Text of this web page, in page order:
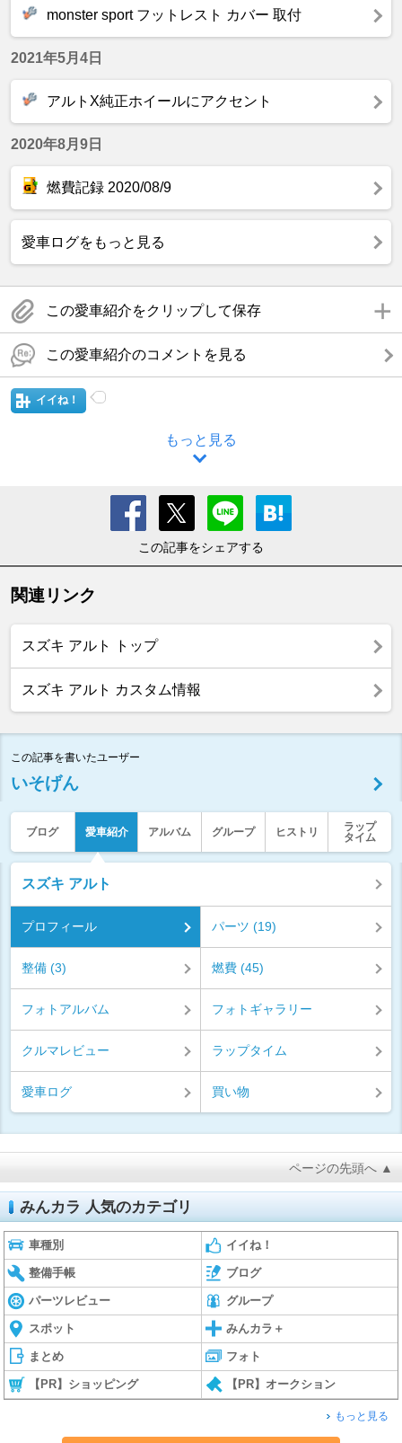
monster sport フットレスト カバー 取付
2021年5月4日
アルトX純正ホイールにアクセント
2020年8月9日
燃費記録 2020/08/9
愛車ログをもっと見る
この愛車紹介をクリップして保存
この愛車紹介のコメントを見る
イイね！
もっと見る
この記事をシェアする
関連リンク
スズキ アルト トップ
スズキ アルト カスタム情報
この記事を書いたユーザー
いそげん
ブログ 愛車紹介 アルバム グループ ヒストリ
ラップ
タイム
スズキ アルト
プロフィール パーツ (19)
整備 (3) 燃費 (45)
フォトアルバム フォトギャラリー
クルマレビュー ラップタイム
愛車ログ 買い物
ページの先頭へ ▲
みんカラ 人気のカテゴリ
車種別 イイね！
整備手帳 ブログ
パーツレビュー グループ
スポット みんカラ＋
まとめ フォト
【PR】ショッピング 【PR】オークション
もっと見る